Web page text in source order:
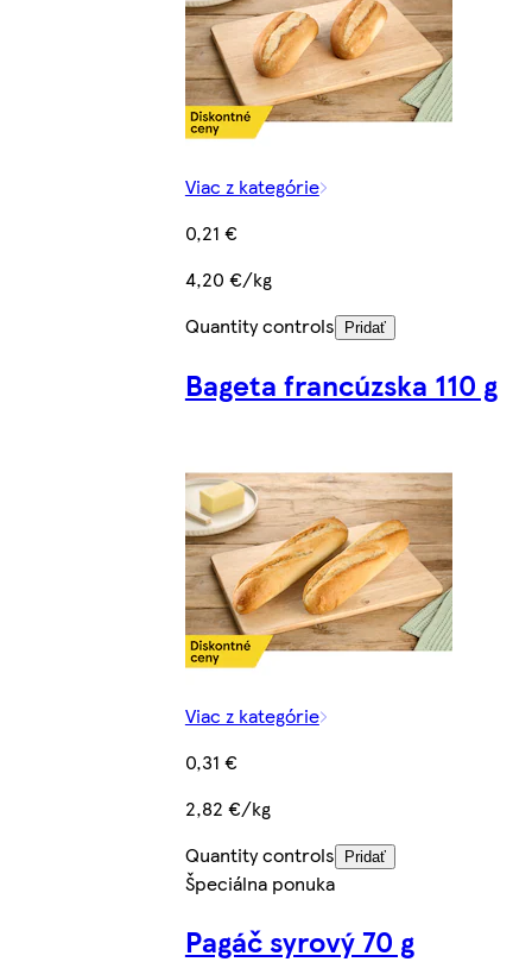
Viac z kategórie
0,21 €
4,20 €/kg
Quantity controls
Pridať
Bageta francúzska 110 g
Viac z kategórie
0,31 €
2,82 €/kg
Quantity controls
Pridať
Špeciálna ponuka
Pagáč syrový 70 g